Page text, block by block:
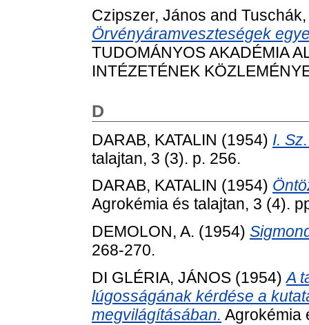
Czipszer, János and
Örvényáramveszteségek
TUDOMÁNYOS AKADÉMIA
INTÉZETÉNEK
D
DARAB, KATALIN (1954) I.
talajtan, 3 (3). p. 256.
DARAB, KATALIN (1954)
Agrokémia és talajtan, 3 (4).
DEMOLON, A. (1954)
268-270.
DI GLÉRIA, JÁNOS (1954)A
lúgosságának kérdése a
megvilágításában. Agrokémia